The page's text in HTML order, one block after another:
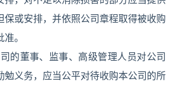
保或安排，并依照公司章程取得被收购
。
的董事、监事、高级管理人员对公司
勉义务，应当公平对待收购本公司的所